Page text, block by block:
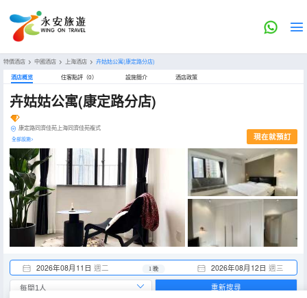
特價酒店 > 中國酒店 > 上海酒店 > 卉姑姑公寓(康定路分店)
酒店概览 住客點評（0） 設施簡介 酒店政策
卉姑姑公寓(康定路分店)
康定路同濟佳苑上海同濟佳苑複式
全部設施> 現在就預訂
2026年08月11日 週二 2026年08月12日 週三
1 晚
重新搜尋